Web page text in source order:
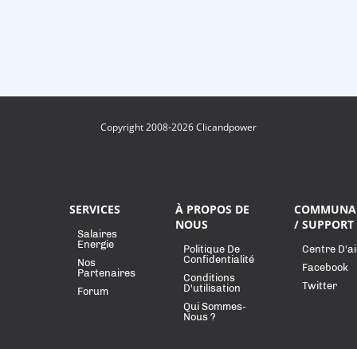
Copyright 2008-2026 Clicandpower
SERVICES
Salaires
Energie
Nos
Partenaires
Forum
À PROPOS DE
NOUS
Politique De
Confidentialité
Conditions
D'utilisation
Qui Sommes-
Nous ?
/ SUPPORT
Centre
Facebook
Twitter